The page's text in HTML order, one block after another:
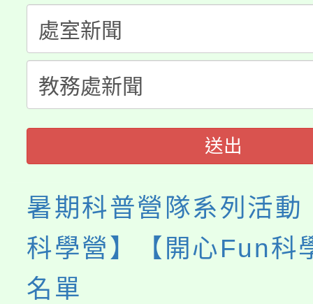
者。
份教師研習
淨零綠生活教案入校路
會
115年食農教育專業人
程
送出
暑期科普營隊系列活
科學營】【開心Fun科
名單